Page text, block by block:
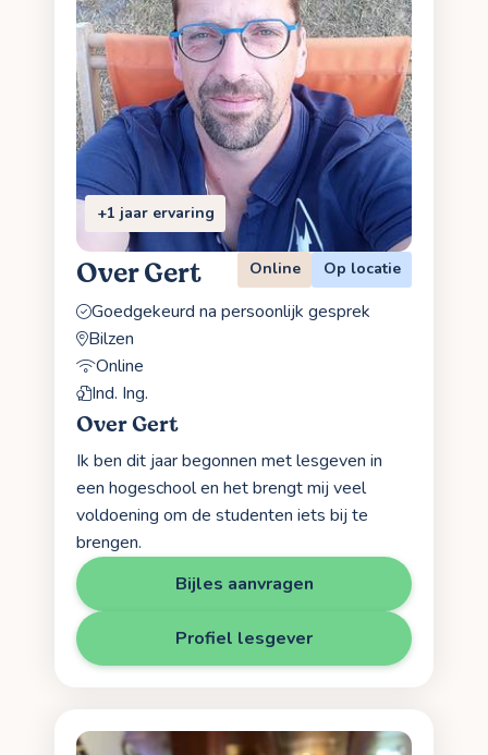
+1 jaar ervaring
Over Gert Online Op locatie
Goedgekeurd na persoonlijk gesprek
Bilzen
Online
Ind. Ing.
Over Gert
Ik ben dit jaar begonnen met lesgeven in
een hogeschool en het brengt mij veel
voldoening om de studenten iets bij te
brengen.
Bijles aanvragen
Profiel lesgever